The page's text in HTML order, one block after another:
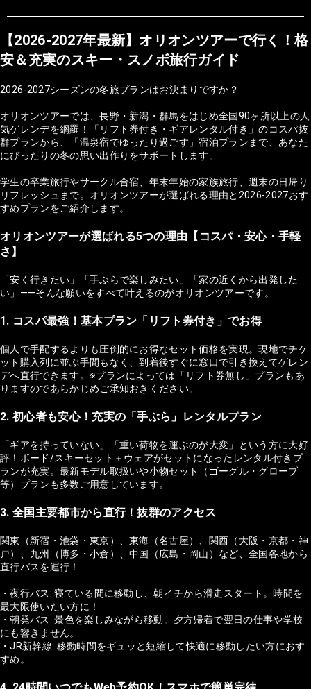
【2026-2027年最新】オリオンツアーで行く！格
安＆充実のスキー・スノボ旅行ガイド
2026-2027シーズンの冬旅プランはお決まりですか？
オリオンツアーでは、長野・新潟・群馬をはじめ全国90ヶ所以上の人
気ゲレンデを網羅！「リフト券付き・ギアレンタル付き」のコスパ抜
群プランから、「温泉宿でゆったり過ごす」宿泊プランまで、あなた
にぴったりの冬の思い出作りをサポートします。
学生の卒業旅行やサークル合宿、年末年始の家族旅行、週末の日帰り
リフレッシュまで。オリオンツアーが選ばれる理由と2026-2027おす
すめプランをご紹介します。
オリオンツアーが選ばれる5つの理由【コスパ・安心・手軽
さ】
「安く行きたい」「手ぶらで楽しみたい」「家の近くから出発した
い」——そんな願いをすべて叶えるのがオリオンツアーです。
1. コスパ最強！基本プラン「リフト券付き」でお得
個人で手配するよりも圧倒的にお得なセット価格を実現。現地でチケ
ット購入列に並ぶ手間もなく、到着後すぐに窓口で引き換えてゲレン
デへ直行できます。※プランによっては「リフト券無し」プランもあ
りますのであらかじめご承知おきください。
2. 初心者も安心！充実の「手ぶら」レンタルプラン
「ギアを持っていない」「重い荷物を運ぶのが大変」という方に大好
評！ボード/スキーセット＋ウェアがセットになったレンタル付きプ
ランが充実。最新モデル取扱いや小物セット（ゴーグル・グローブ
等）プランも多数ご用意しています。
3. 全国主要都市から直行！抜群のアクセス
関東（新宿・池袋・東京）、東海（名古屋）、関西（大阪・京都・神
戸）、九州（博多・小倉）、中国（広島・岡山）など、全国各地から
直行バスを運行！
・夜行バス: 寝ている間に移動し、朝イチから滑走スタート。時間を
最大限使いたい方に！
・朝発バス: 景色を楽しみながら移動。夕方帰着で翌日の仕事や学校
にも響きません。
・JR新幹線: 移動時間をギュッと短縮して快適に移動したい方におす
すめ。